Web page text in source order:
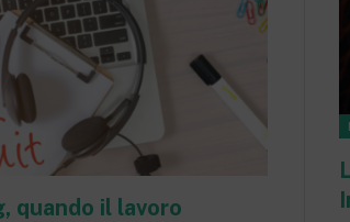
quando il lavoro